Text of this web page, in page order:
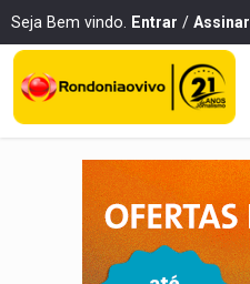
Seja Bem vindo. Entrar / Assinar